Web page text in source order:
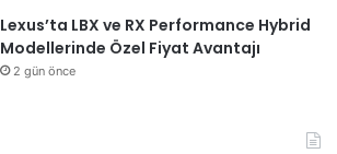
Lexus’ta LBX ve RX Performance Hybrid
Modellerinde Özel Fiyat Avantajı
2 gün önce